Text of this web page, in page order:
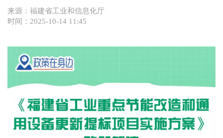
来源：福建省工业和信息化厅
时间：2025-10-14 11:45